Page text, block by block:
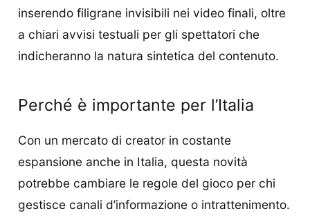
inserendo filigrane invisibili nei video finali, oltre
a chiari avvisi testuali per gli spettatori che
indicheranno la natura sintetica del contenuto.
Perché è importante per l’Italia
Con un mercato di creator in costante
espansione anche in Italia, questa novità
potrebbe cambiare le regole del gioco per chi
gestisce canali d’informazione o intrattenimento.